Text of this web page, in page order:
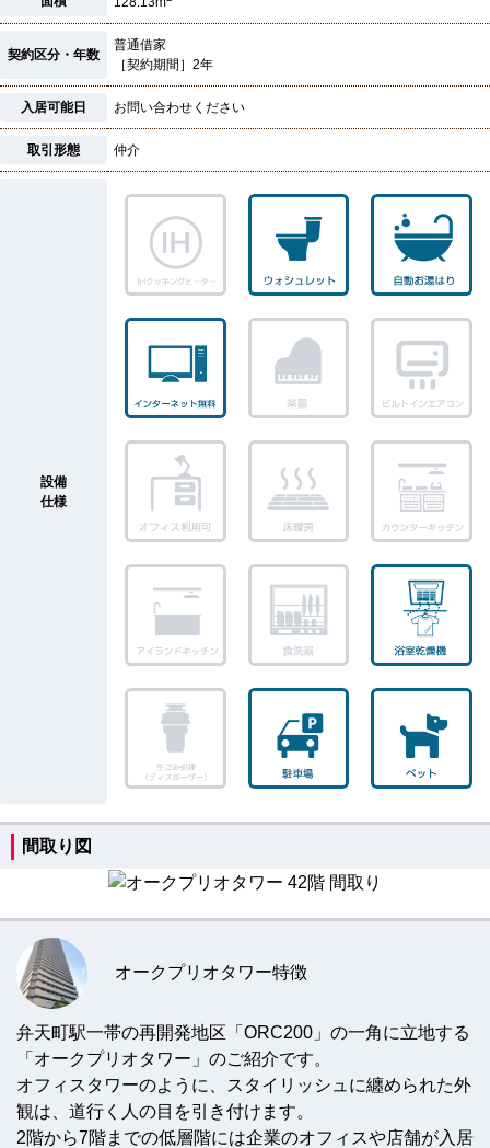
契約区分・年数
普通借家
［契約期間］2年
入居可能日 お問い合わせください
取引形態 仲介
設備
仕様
間取り図
オークプリオタワー特徴
弁天町駅一帯の再開発地区「ORC200」の一角に立地する
「オークプリオタワー」のご紹介です。
オフィスタワーのように、スタイリッシュに纏められた外
観は、道行く人の目を引き付けます。
2階から7階までの低層階には企業のオフィスや店舗が入居